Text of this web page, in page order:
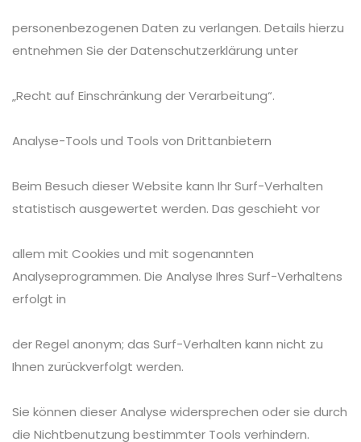
personenbezogenen Daten zu verlangen. Details hierzu
entnehmen Sie der Datenschutzerklärung unter
„Recht auf Einschränkung der Verarbeitung“.
Analyse-Tools und Tools von Drittanbietern
Beim Besuch dieser Website kann Ihr Surf-Verhalten
statistisch ausgewertet werden. Das geschieht vor
allem mit Cookies und mit sogenannten
Analyseprogrammen. Die Analyse Ihres Surf-Verhaltens
erfolgt in
der Regel anonym; das Surf-Verhalten kann nicht zu
Ihnen zurückverfolgt werden.
Sie können dieser Analyse widersprechen oder sie durch
die Nichtbenutzung bestimmter Tools verhindern.